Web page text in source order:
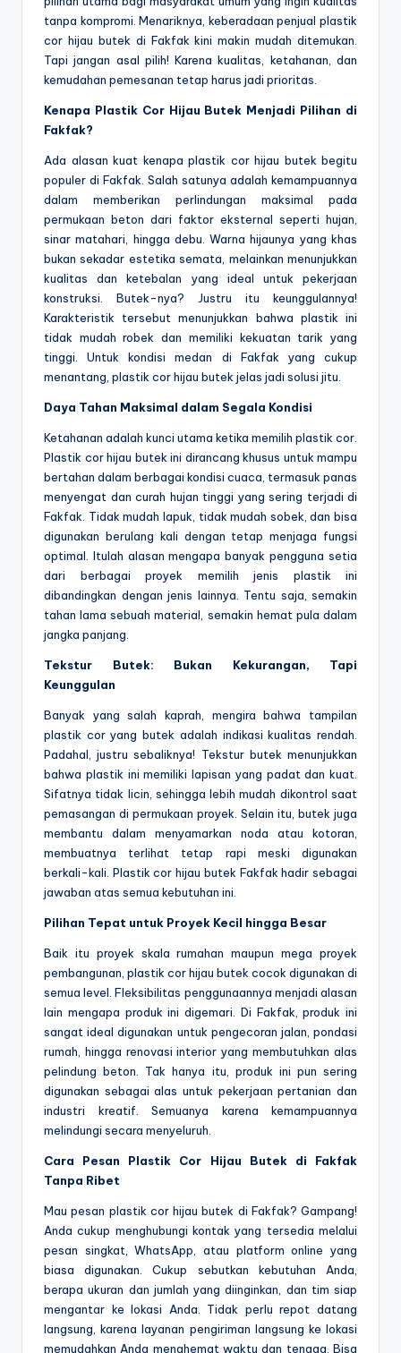
tanpa kompromi. Menariknya, keberadaan penjual plastik
cor hijau butek di Fakfak kini makin mudah ditemukan.
Tapi jangan asal pilih! Karena kualitas, ketahanan, dan
kemudahan pemesanan tetap harus jadi prioritas.
Kenapa Plastik Cor Hijau Butek Menjadi Pilihan di
Fakfak?
Ada alasan kuat kenapa plastik cor hijau butek begitu
populer di Fakfak. Salah satunya adalah kemampuannya
dalam memberikan perlindungan maksimal pada
permukaan beton dari faktor eksternal seperti hujan,
sinar matahari, hingga debu. Warna hijaunya yang khas
bukan sekadar estetika semata, melainkan menunjukkan
kualitas dan ketebalan yang ideal untuk pekerjaan
konstruksi. Butek-nya? Justru itu keunggulannya!
Karakteristik tersebut menunjukkan bahwa plastik ini
tidak mudah robek dan memiliki kekuatan tarik yang
tinggi. Untuk kondisi medan di Fakfak yang cukup
menantang, plastik cor hijau butek jelas jadi solusi jitu.
Daya Tahan Maksimal dalam Segala Kondisi
Ketahanan adalah kunci utama ketika memilih plastik cor.
Plastik cor hijau butek ini dirancang khusus untuk mampu
bertahan dalam berbagai kondisi cuaca, termasuk panas
menyengat dan curah hujan tinggi yang sering terjadi di
Fakfak. Tidak mudah lapuk, tidak mudah sobek, dan bisa
digunakan berulang kali dengan tetap menjaga fungsi
optimal. Itulah alasan mengapa banyak pengguna setia
dari berbagai proyek memilih jenis plastik ini
dibandingkan dengan jenis lainnya. Tentu saja, semakin
tahan lama sebuah material, semakin hemat pula dalam
jangka panjang.
Tekstur Butek: Bukan Kekurangan, Tapi
Keunggulan
Banyak yang salah kaprah, mengira bahwa tampilan
plastik cor yang butek adalah indikasi kualitas rendah.
Padahal, justru sebaliknya! Tekstur butek menunjukkan
bahwa plastik ini memiliki lapisan yang padat dan kuat.
Sifatnya tidak licin, sehingga lebih mudah dikontrol saat
pemasangan di permukaan proyek. Selain itu, butek juga
membantu dalam menyamarkan noda atau kotoran,
membuatnya terlihat tetap rapi meski digunakan
berkali-kali. Plastik cor hijau butek Fakfak hadir sebagai
jawaban atas semua kebutuhan ini.
Pilihan Tepat untuk Proyek Kecil hingga Besar
Baik itu proyek skala rumahan maupun mega proyek
pembangunan, plastik cor hijau butek cocok digunakan di
semua level. Fleksibilitas penggunaannya menjadi alasan
lain mengapa produk ini digemari. Di Fakfak, produk ini
sangat ideal digunakan untuk pengecoran jalan, pondasi
rumah, hingga renovasi interior yang membutuhkan alas
pelindung beton. Tak hanya itu, produk ini pun sering
digunakan sebagai alas untuk pekerjaan pertanian dan
industri kreatif. Semuanya karena kemampuannya
melindungi secara menyeluruh.
Cara Pesan Plastik Cor Hijau Butek di Fakfak
Tanpa Ribet
Mau pesan plastik cor hijau butek di Fakfak? Gampang!
Anda cukup menghubungi kontak yang tersedia melalui
pesan singkat, WhatsApp, atau platform online yang
biasa digunakan. Cukup sebutkan kebutuhan Anda,
berapa ukuran dan jumlah yang diinginkan, dan tim siap
mengantar ke lokasi Anda. Tidak perlu repot datang
langsung, karena layanan pengiriman langsung ke lokasi
memudahkan Anda menghemat waktu dan tenaga. Bisa